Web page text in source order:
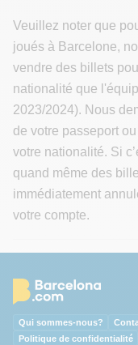
Veuillez noter que
joués à Barcelone,
vendre des billets
nationalité que
2023/2024). Nous
de votre passeport
votre nationalité. Si
quand même des
immédiatement
votre compte.
Qui sommes-nous?
Politique de confidentialité